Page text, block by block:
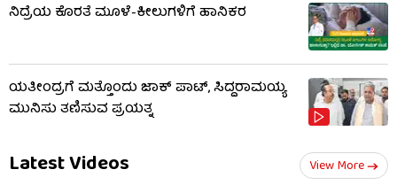
ನಿದ್ರೆಯ ಕೊರತೆ ಮೂಳೆ-ಕೀಲುಗಳಿಗೆ ಹಾನಿಕರ
ಯತೀಂದ್ರಗೆ ಮತ್ತೊಂದು ಜಾಕ್​​ ಪಾಟ್, ಸಿದ್ದರಾಮಯ್ಯ
ಮುನಿಸು ತಣಿಸುವ ಪ್ರಯತ್ನ
Latest Videos View More